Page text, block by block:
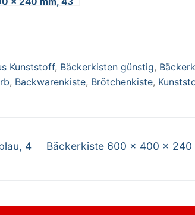
Kunststoff, Bäckerkisten günstig,
, Backwarenkiste, Brötchenkiste,
4
Nächster
Bäckerkiste 600 x 400 x 240